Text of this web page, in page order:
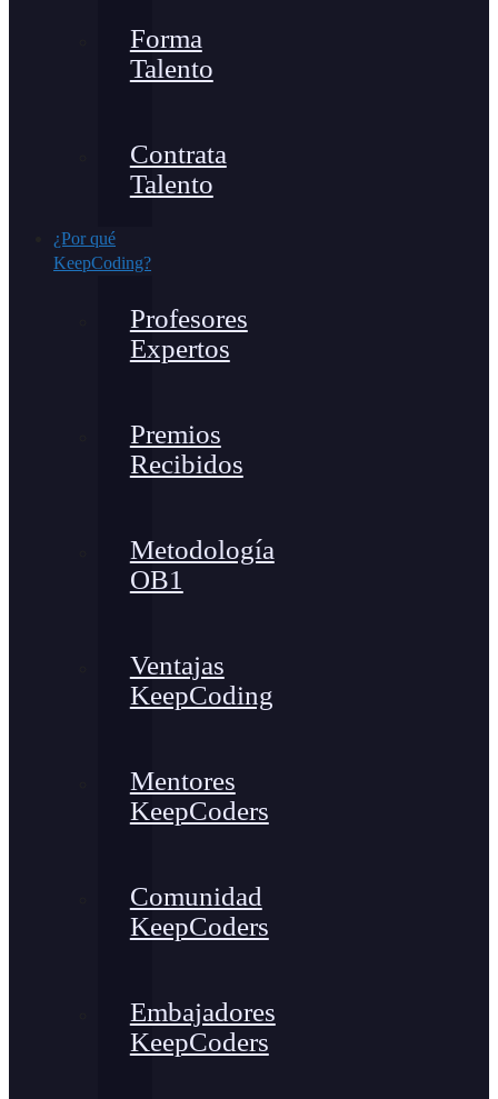
Forma
Talento
Contrata
Talento
¿Por qué
KeepCoding?
Profesores
Expertos
Premios
Recibidos
Metodología
OB1
Ventajas
KeepCoding
Mentores
KeepCoders
Comunidad
KeepCoders
Embajadores
KeepCoders